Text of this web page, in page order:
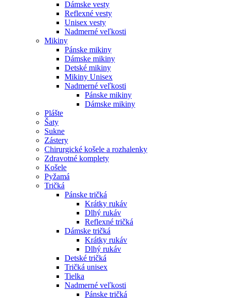
Dámske vesty
Reflexné vesty
Unisex vesty
Nadmerné veľkosti
Mikiny
Pánske mikiny
Dámske mikiny
Detské mikiny
Mikiny Unisex
Nadmerné veľkosti
Pánske mikiny
Dámske mikiny
Plášte
Šaty
Sukne
Zástery
Chirurgické košele a rozhalenky
Zdravotné komplety
Košele
Pyžamá
Tričká
Pánske tričká
Krátky rukáv
Dlhý rukáv
Reflexné tričká
Dámske tričká
Krátky rukáv
Dlhý rukáv
Detské tričká
Tričká unisex
Tielka
Nadmerné veľkosti
Pánske tričká